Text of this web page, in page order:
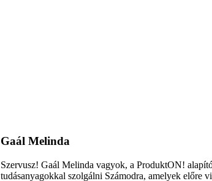
Gaál Melinda
Szervusz! Gaál Melinda vagyok, a ProduktON!
tudásanyagokkal szolgálni Számodra, amelyek előre